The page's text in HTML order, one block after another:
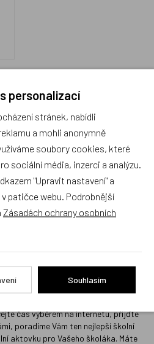
obchod s 20 letou
poctivě a rádi a doufáme, že je to
přístup ke každému zákazníkovi je
podnikání. Jsme rodiče dvou
a i proto víme, co potěší ty Vaše.
poradenstvím
čas výběrem na internetu, přijďte
poradíme Vám ten nejlepší školní
aktovku pro Vašeho školáka. Máte
personalizací
stránek, nabídli
a mohli anonymně
soubory cookies, které
sociální média, inzerci a analýzu.
"Upravit nastavení" a
patičce webu. Podrobnější
Zásadách ochrany osobních
Souhlasím